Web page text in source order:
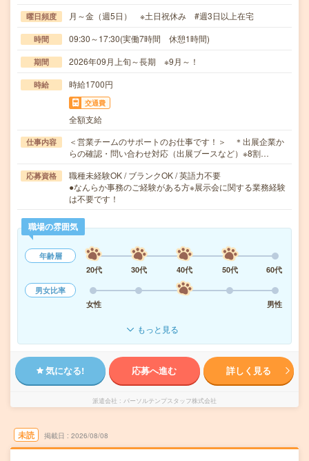
曜日頻度 月～金（週5日） ※土日祝休み #週3日以上在宅
時間 09:30～17:30(実働7時間 休憩1時間)
期間 2026年09月上旬～長期 ※9月～！
時給 時給1700円
交通費
全額支給
仕事内容
＜営業チームのサポートのお仕事です！＞ ＊出展企業か
らの確認・問い合わせ対応（出展ブースなど）※8割…
応募資格
職種未経験OK / ブランクOK / 英語力不要
●なんらか事務のご経験がある方※展示会に関する業務経験
は不要です！
職場の雰囲気
年齢層
20代
30代 40代 50代
60代
男女比率
女性
男性
もっと見る
気になる! 応募へ進む 詳しく見る
派遣会社 パーソルテンプスタッフ株式会社
未読 掲載日 2026/08/08